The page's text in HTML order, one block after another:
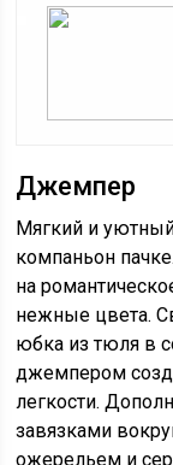
Джемпер
Мягкий и
компаньон
на
нежные цвета.
юбка из тюля в
джемпером
легкости.
завязками
ожерельем и